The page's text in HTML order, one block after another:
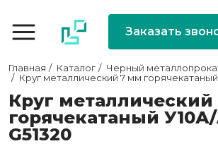
Заказать
Главная Каталог Черный
Круг металлический 7 мм горячекатаный
Круг
горячекатаный У10А/
G51320